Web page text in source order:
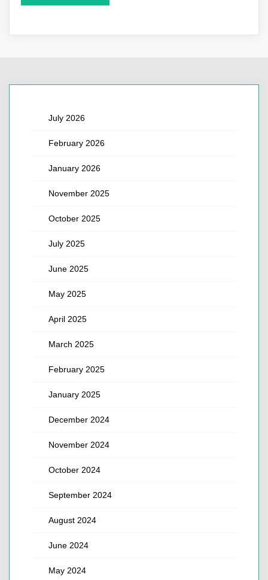
July 2026
February 2026
January 2026
November 2025
October 2025
July 2025
June 2025
May 2025
April 2025
March 2025
February 2025
January 2025
December 2024
November 2024
October 2024
September 2024
August 2024
June 2024
May 2024